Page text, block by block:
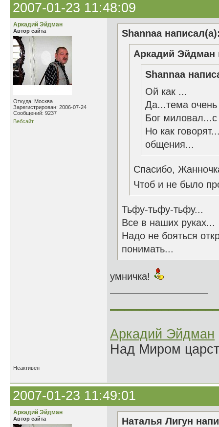
2007-01-23 11:48:09
Аркадий Эйдман
Автор сайта
Откуда: Москва
Зарегистрирован: 2006-07-24
Сообщений: 9237
Вебсайт
Shannaa
Аркадий Эйдман
Shannaa
Ой как ...
Да...тема очень
Бог
Но как
общения...
Спасибо,
Чтоб и не было
Тьфу-тьфу-тьфу...
Все в наших руках...
Надо не бояться
понимать...
умничка!
Аркадий Эйдман
Над Миром
Неактивен
2007-01-23 11:49:01
Аркадий Эйдман
Автор сайта
Наталья Лигун